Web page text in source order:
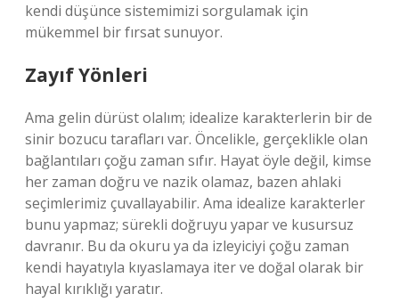
kendi düşünce sistemimizi sorgulamak için
mükemmel bir fırsat sunuyor.
Zayıf Yönleri
Ama gelin dürüst olalım; idealize karakterlerin bir de
sinir bozucu tarafları var. Öncelikle, gerçeklikle olan
bağlantıları çoğu zaman sıfır. Hayat öyle değil, kimse
her zaman doğru ve nazik olamaz, bazen ahlaki
seçimlerimiz çuvallayabilir. Ama idealize karakterler
bunu yapmaz; sürekli doğruyu yapar ve kusursuz
davranır. Bu da okuru ya da izleyiciyi çoğu zaman
kendi hayatıyla kıyaslamaya iter ve doğal olarak bir
hayal kırıklığı yaratır.